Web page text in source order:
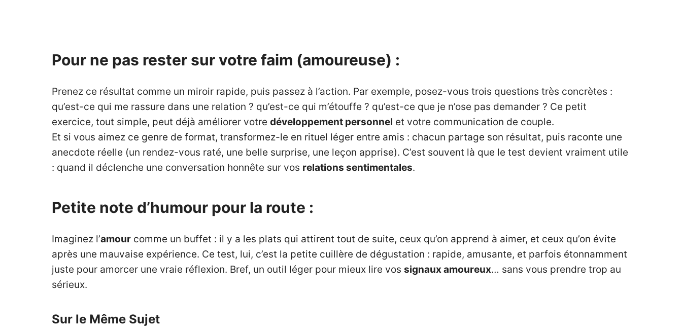
Pour ne pas rester sur votre faim (amoureuse) :
Prenez ce résultat comme un miroir rapide, puis passez à l’action. Par exemple, posez-vous trois questions très concrètes :
qu’est-ce qui me rassure dans une relation ? qu’est-ce qui m’étouffe ? qu’est-ce que je n’ose pas demander ? Ce petit
exercice, tout simple, peut déjà améliorer votre développement personnel et votre communication de couple.
Et si vous aimez ce genre de format, transformez-le en rituel léger entre amis : chacun partage son résultat, puis raconte une
anecdote réelle (un rendez-vous raté, une belle surprise, une leçon apprise). C’est souvent là que le test devient vraiment utile
: quand il déclenche une conversation honnête sur vos relations sentimentales.
Petite note d’humour pour la route :
Imaginez l’amour comme un buffet : il y a les plats qui attirent tout de suite, ceux qu’on apprend à aimer, et ceux qu’on évite
après une mauvaise expérience. Ce test, lui, c’est la petite cuillère de dégustation : rapide, amusante, et parfois étonnamment
juste pour amorcer une vraie réflexion. Bref, un outil léger pour mieux lire vos signaux amoureux… sans vous prendre trop au
sérieux.
Sur le Même Sujet